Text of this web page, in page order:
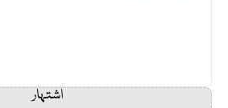
اشتہار